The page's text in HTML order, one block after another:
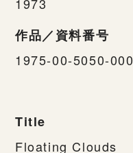
作品／資料番号
1975-00-5050-000
Title
Floating Clouds